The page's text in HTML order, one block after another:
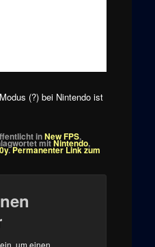
(?) bei Nintendo ist
inNew FPS,
mitNintendo,
.Permanenter Link zum
um einen